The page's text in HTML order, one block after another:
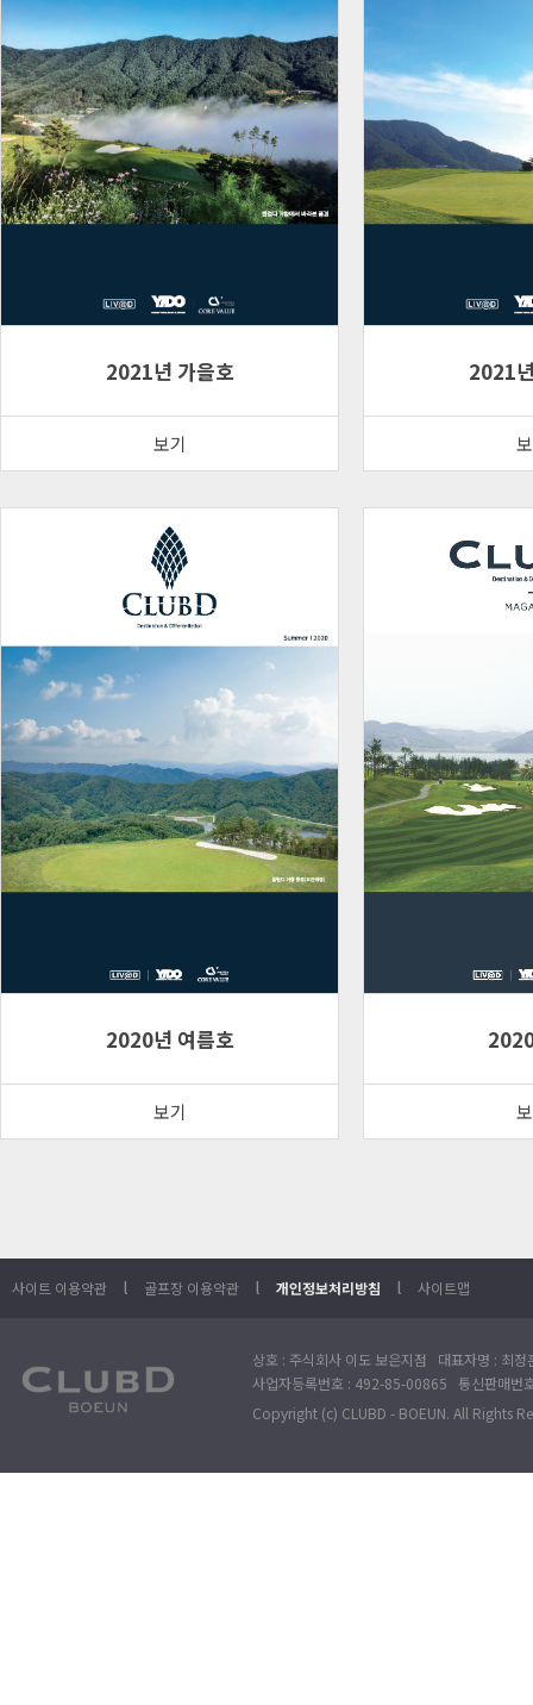
2021년 가을호
보기
2021
2020년 여름호
보기
사이트 이용약관 l 골프장 이용약관 l 개인정보처리방침 l 사이트맵
상호 : 주식회사 이도 보은지점 대표자명 : 최
사업자등록번호 : 492-85-00865 통신판매
Copyright (c) CLUBD - BOEUN. All Rights